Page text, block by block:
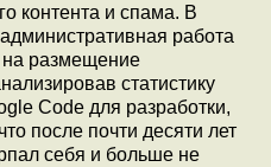
контента и спама. В
работа
на размещение
статистику
Code для разработки,
после почти десяти лет
себя и больше не